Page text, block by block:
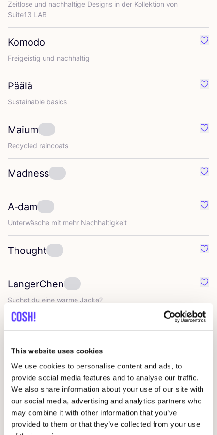
This website uses cookies
We use cookies to personalise content and ads, to
provide social media features and to analyse our traffic.
We also share information about your use of our site with
our social media, advertising and analytics partners who
may combine it with other information that you’ve
provided to them or that they’ve collected from your use
Zeit­lo­se und nach­hal­ti­ge Designs in der Kol­lek­ti­on von
Suite13 LAB
Komodo
Frei­geis­tig und nachhaltig
Päälä
Sus­tainable basics
Maium
Recy­cled raincoats
Madness
A‑dam
Unter­wä­sche mit mehr Nachhaltigkeit
Thought
LangerChen
Suchst du eine war­me Jacke?
Chills&Fever
Inti Knitwear
Hand­ma­de knitwear
BlueLOOP Originals
Res­sour­cen­scho­nen­de­re Klei­dung ohne Kompromisse